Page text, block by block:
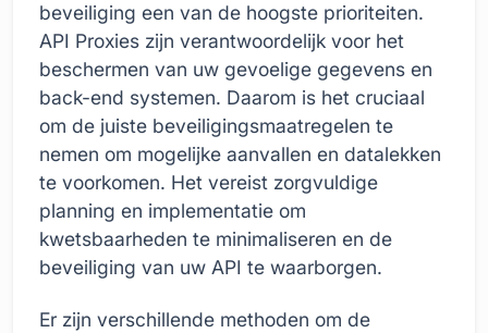
beveiliging een van de hoogste prioriteiten.
API Proxies zijn verantwoordelijk voor het
beschermen van uw gevoelige gegevens en
back-end systemen. Daarom is het cruciaal
om de juiste beveiligingsmaatregelen te
nemen om mogelijke aanvallen en datalekken
te voorkomen. Het vereist zorgvuldige
planning en implementatie om
kwetsbaarheden te minimaliseren en de
beveiliging van uw API te waarborgen.
Er zijn verschillende methoden om de